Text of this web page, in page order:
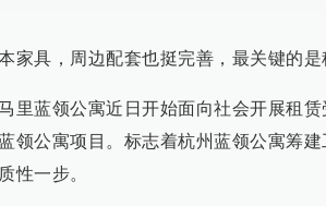
家具，周边配套也挺完善，最关键的
里蓝领公寓近日开始面向社会开展租
领公寓项目。标志着杭州蓝领公寓筹
性一步。